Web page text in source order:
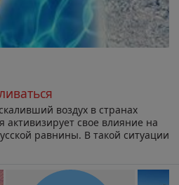
воздух в странах
активизирует свое влияние на
равнины. В такой ситуации